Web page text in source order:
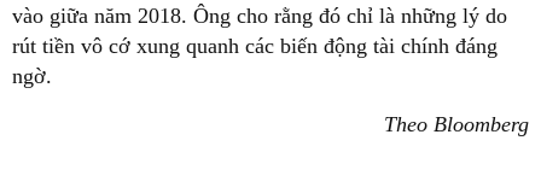
vào giữa năm 2018. Ông cho rằng đó chỉ là những lý do
rút tiền vô cớ xung quanh các biến động tài chính đáng
ngờ.
Theo Bloomberg